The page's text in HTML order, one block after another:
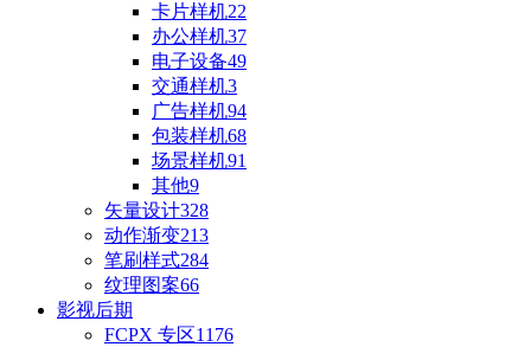
卡片样机22
办公样机37
电子设备49
交通样机3
广告样机94
包装样机68
场景样机91
其他9
矢量设计328
动作渐变213
笔刷样式284
纹理图案66
影视后期
FCPX 专区1176